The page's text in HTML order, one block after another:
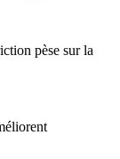
pèse sur la